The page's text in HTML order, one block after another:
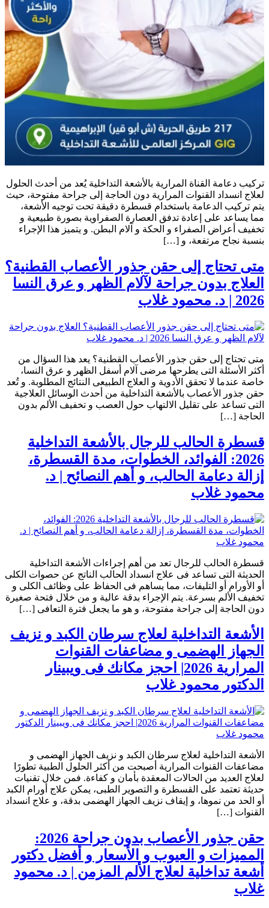
تركيب دعامة القناة المرارية بالأشعة التداخلية يُعد من أحدث الحلول
لعلاج انسداد القنوات المرارية دون الحاجة إلى جراحة مفتوحة، حيث
يتم تركيب الدعامة باستخدام قسطرة دقيقة تحت توجيه الأشعة،
مما يساعد على إعادة تدفق العصارة الصفراوية بصورة طبيعية و
تخفيف أعراض الصفراء و الحكة و آلام البطن. و يتميز هذا الإجراء
بنسبة نجاح مرتفعة، و […]
متى تحتاج إلى حقن جذور الأعصاب القطنية؟
العلاج بدون جراحة لآلام الظهر و عرق النسا
2026 | د. محمود غلاب
متى تحتاج إلى حقن جذور الأعصاب القطنية؟ يعد هذا السؤال من
أكثر الأسئلة التى يطرحها مرضى آلام أسفل الظهر و عرق النسا،
خاصة عندما لا تحقق الأدوية و العلاج الطبيعى النتائج المطلوبة. و تُعد
حقن جذور الأعصاب بالأشعة التداخلية من أحدث الوسائل العلاجية
التى تساعد على تقليل الالتهاب حول العصب و تخفيف الألم بدون
الحاجة […]
قسطرة الحالب للرجال بالأشعة التداخلية
2026: الفوائد، الخطوات، مدة القسطرة،
إزالة دعامة الحالب، و أهم النصائح | د.
محمود غلاب
قسطرة الحالب للرجال تعد من أهم إجراءات الأشعة التداخلية
الحديثة التى تساعد فى علاج انسداد الحالب الناتج عن حصوات الكلى
أو الأورام أو التليفات، مما يساهم فى الحفاظ على وظائف الكلى و
تخفيف الألم بسرعة. يتم الإجراء بدقة عالية و من خلال فتحة صغيرة
دون الحاجة إلى جراحة مفتوحة، و هو ما يجعل فترة التعافى […]
الأشعة التداخلية لعلاج سرطان الكبد و نزيف
الجهاز الهضمى و مضاعفات القنوات
المرارية 2026| احجز مكانك فى ويبينار
الدكتور محمود غلاب
الأشعة التداخلية لعلاج سرطان الكبد و نزيف الجهاز الهضمى و
مضاعفات القنوات المرارية أصبحت من أكثر الحلول الطبية تطورًا
لعلاج العديد من الحالات المعقدة بأمان و كفاءة. فمن خلال تقنيات
حديثة تعتمد على القسطرة و التصوير الطبى، يمكن علاج أورام الكبد
أو الحد من نموها، و إيقاف نزيف الجهاز الهضمى بدقة، و علاج انسداد
القنوات […]
حقن جذور الأعصاب بدون جراحة 2026:
المميزات و العيوب و الأسعار و أفضل دكتور
أشعة تداخلية لعلاج الألم المزمن | د. محمود
غلاب